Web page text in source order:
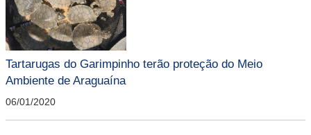
Tartarugas do Garimpinho terão proteção do Meio
Ambiente de Araguaína
06/01/2020